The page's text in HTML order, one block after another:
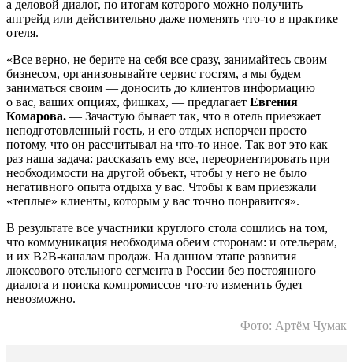
а деловой диалог, по итогам которого можно получить
апгрейд или действительно даже поменять что-то в практике
отеля.
«Все верно, не берите на себя все сразу, занимайтесь своим
бизнесом, организовывайте сервис гостям, а мы будем
заниматься своим — доносить до клиентов информацию
о вас, ваших опциях, фишках, — предлагает Евгения
Комарова. — Зачастую бывает так, что в отель приезжает
неподготовленный гость, и его отдых испорчен просто
потому, что он рассчитывал на что-то иное. Так вот это как
раз наша задача: рассказать ему все, переориентировать при
необходимости на другой объект, чтобы у него не было
негативного опыта отдыха у вас. Чтобы к вам приезжали
«теплые» клиенты, которым у вас точно понравится».
В результате все участники круглого стола сошлись на том,
что коммуникация необходима обеим сторонам: и отельерам,
и их B2B-каналам продаж. На данном этапе развития
люксового отельного сегмента в России без постоянного
диалога и поиска компромиссов что-то изменить будет
невозможно.
Фото: Артём Чумак